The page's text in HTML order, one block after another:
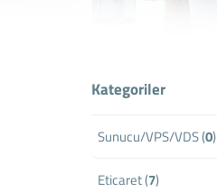
Kategoriler
Sunucu/VPS/VDS (0)
Eticaret (7)